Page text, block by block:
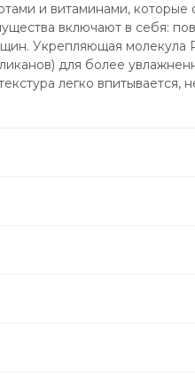
и витаминами,
включают в себя:
Укрепляющая
для более
легко впитывается,